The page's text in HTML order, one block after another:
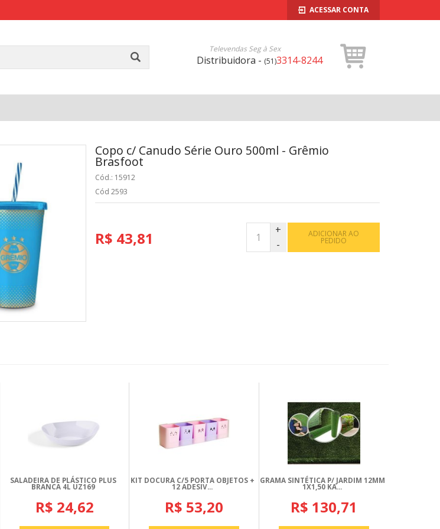
ACESSAR CONTA
Televendas Seg à Sex
Distribuidora - (51)3314-8244
Copo c/ Canudo Série Ouro 500ml - Grêmio
Brasfoot
Cód.: 15912
Cód 2593
R$ 43,81 ADICIONAR AO
PEDIDO
SALADEIRA DE PLÁSTICO PLUS
BRANCA 4L UZ169
R$ 24,62
KIT DOCURA C/5 PORTA OBJETOS +
12 ADESIV...
R$ 53,20
GRAMA SINTÉTICA P/ JARDIM 12MM
1X1,50 KA...
R$ 130,71